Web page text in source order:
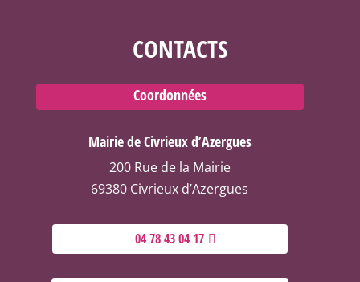
CONTACTS
Coordonnées
Mairie de Civrieux d’Azergues
200 Rue de la Mairie
69380 Civrieux d’Azergues
04 78 43 04 17